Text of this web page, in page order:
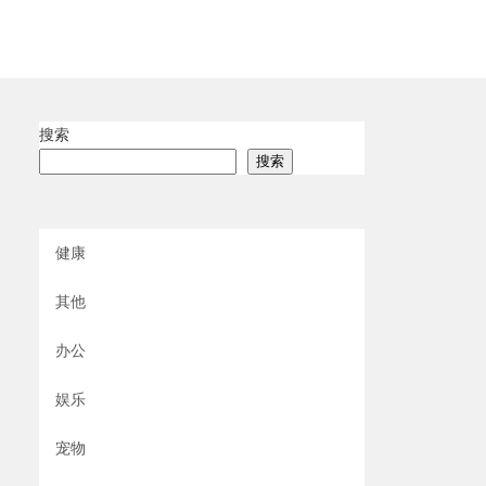
搜索
搜索
健康
其他
办公
娱乐
宠物